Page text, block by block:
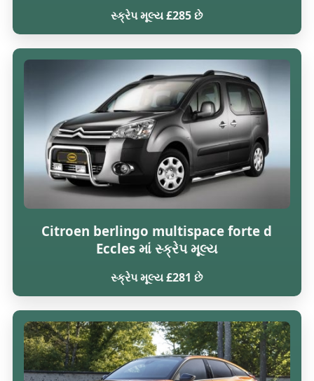
સ્ક્રેપ મૂલ્ય £285 છે
Citroen berlingo multispace forte d
Eccles માં સ્ક્રેપ મૂલ્ય
સ્ક્રેપ મૂલ્ય £281 છે